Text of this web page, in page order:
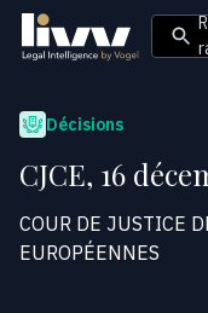
Décisions
CJCE, 16
COUR DE JUSTICE
EUROPÉENNES